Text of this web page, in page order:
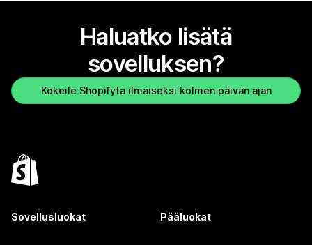
Haluatko lisätä
sovelluksen?
Kokeile Shopifyta ilmaiseksi kolmen päivän ajan
Sovellusluokat Pääluokat